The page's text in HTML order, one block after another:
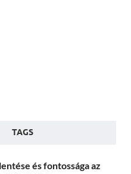
TAGS
és fontossága az